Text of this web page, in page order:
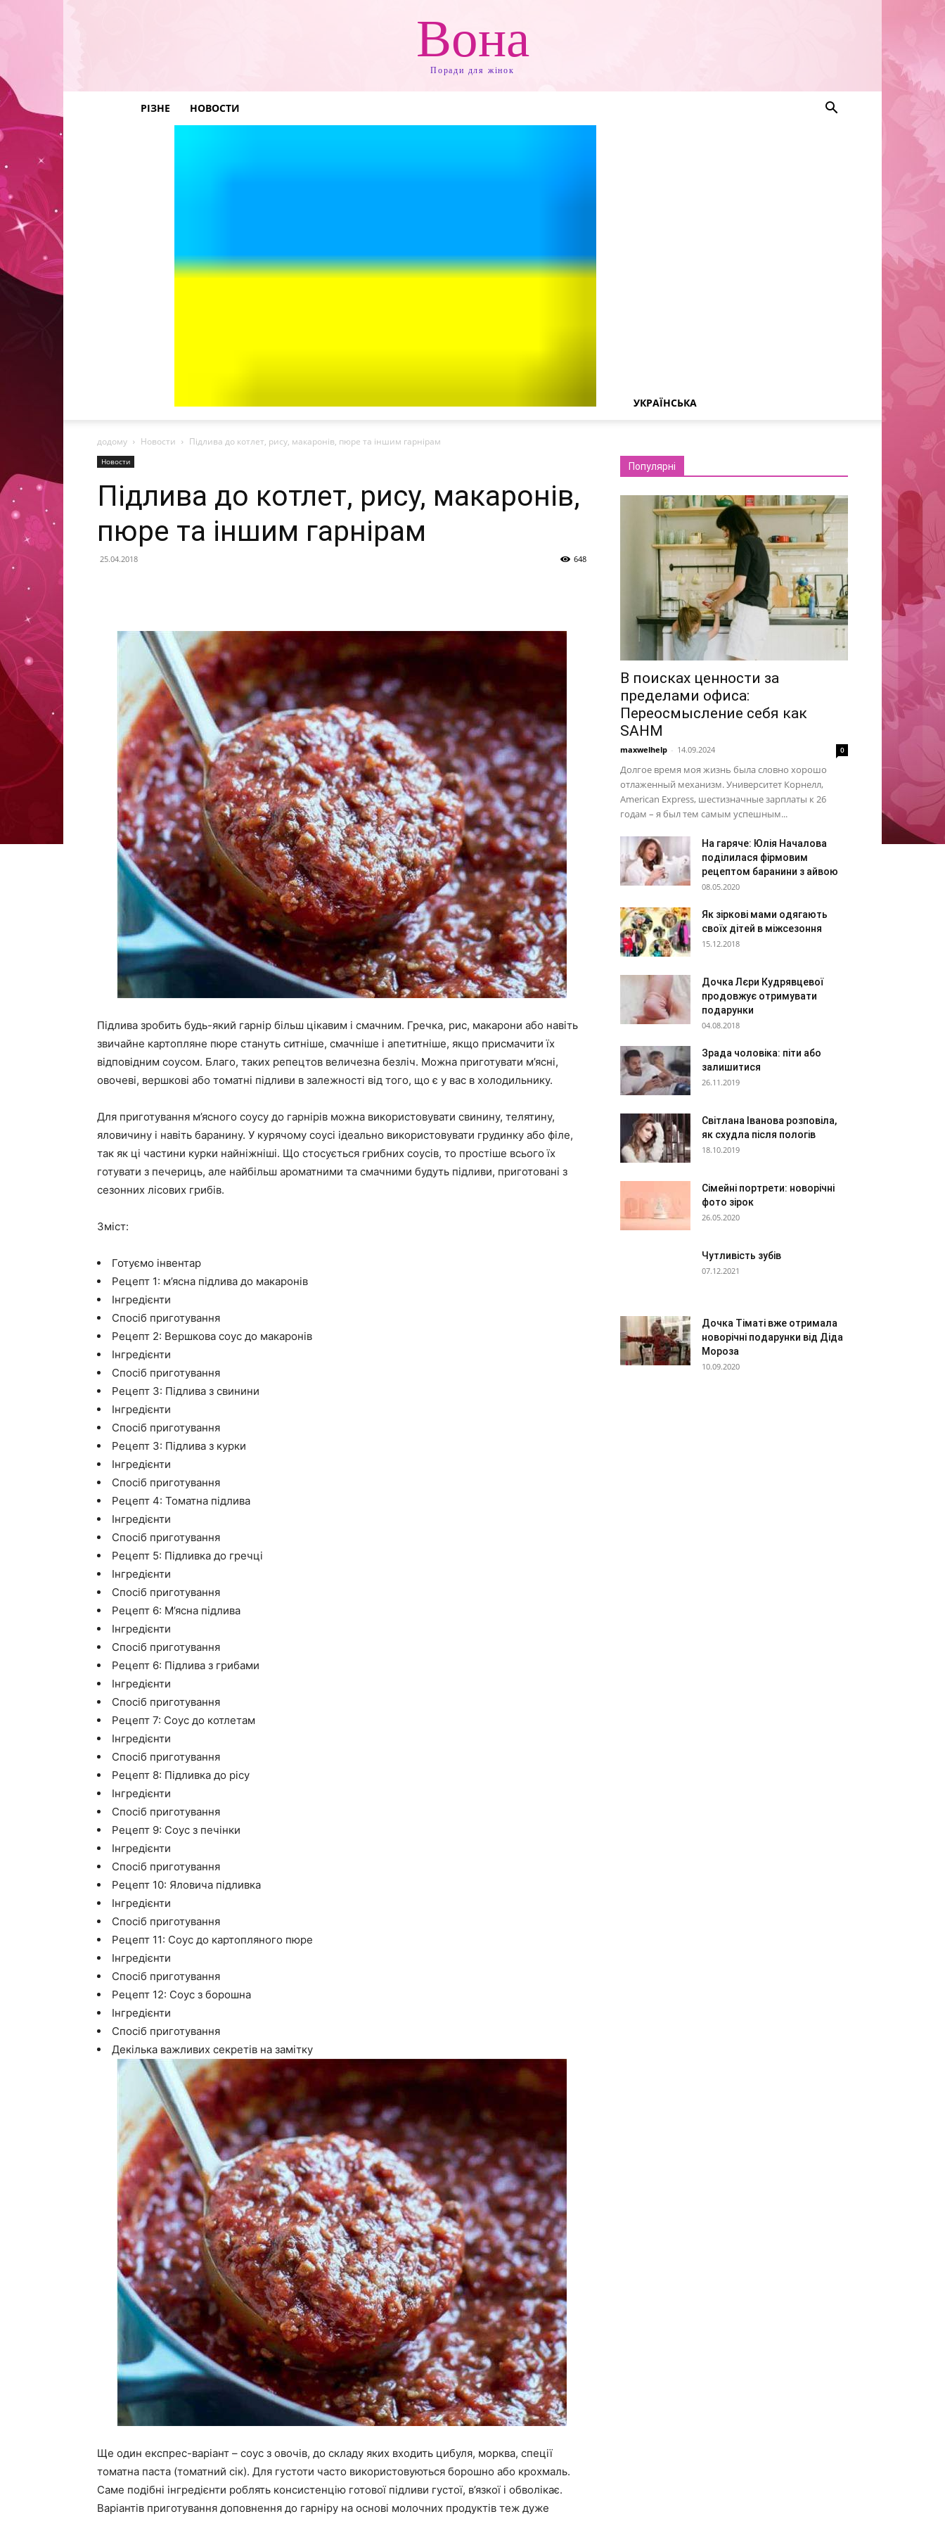
Вона
Поради для жінок
РІЗНЕ НОВОСТИ
УКРАЇНСЬКА
додому Новости Підлива до котлет, рису, макаронів, пюре та іншим гарнірам
Новости
Підлива до котлет, рису, макаронів,
пюре та іншим гарнірам
25.04.2018 648
Підлива зробить будь-який гарнір більш цікавим і смачним. Гречка, рис, макарони або навіть
звичайне картопляне пюре стануть ситніше, смачніше і апетитніше, якщо присмачити їх
відповідним соусом. Благо, таких репецтов величезна безліч. Можна приготувати м’ясні,
овочеві, вершкові або томатні підливи в залежності від того, що є у вас в холодильнику.
Для приготування м’ясного соусу до гарнірів можна використовувати свинину, телятину,
яловичину і навіть баранину. У курячому соусі ідеально використовувати грудинку або філе,
так як ці частини курки найніжніші. Що стосується грибних соусів, то простіше всього їх
готувати з печериць, але найбільш ароматними та смачними будуть підливи, приготовані з
сезонних лісових грибів.
Зміст:
Готуємо інвентар
Рецепт 1: м’ясна підлива до макаронів
Інгредієнти
Спосіб приготування
Рецепт 2: Вершкова соус до макаронів
Інгредієнти
Спосіб приготування
Рецепт 3: Підлива з свинини
Інгредієнти
Спосіб приготування
Рецепт 3: Підлива з курки
Інгредієнти
Спосіб приготування
Рецепт 4: Томатна підлива
Інгредієнти
Спосіб приготування
Рецепт 5: Підливка до гречці
Інгредієнти
Спосіб приготування
Рецепт 6: М’ясна підлива
Інгредієнти
Спосіб приготування
Рецепт 6: Підлива з грибами
Інгредієнти
Спосіб приготування
Рецепт 7: Соус до котлетам
Інгредієнти
Спосіб приготування
Рецепт 8: Підливка до рісу
Інгредієнти
Спосіб приготування
Рецепт 9: Соус з печінки
Інгредієнти
Спосіб приготування
Рецепт 10: Яловича підливка
Інгредієнти
Спосіб приготування
Рецепт 11: Соус до картопляного пюре
Інгредієнти
Спосіб приготування
Рецепт 12: Соус з борошна
Інгредієнти
Спосіб приготування
Декілька важливих секретів на замітку
Ще один експрес-варіант – соус з овочів, до складу яких входить цибуля, морква, спеції
томатна паста (томатний сік). Для густоти часто використовуються борошно або крохмаль.
Саме подібні інгредієнти роблять консистенцію готової підливи густої, в’язкої і обволікає.
Варіантів приготування доповнення до гарніру на основі молочних продуктів теж дуже
Популярні
В поисках ценности за
пределами офиса:
Переосмысление себя как
SAHM
maxwelhelp - 14.09.2024 0
Долгое время моя жизнь была словно хорошо
отлаженный механизм. Университет Корнелл,
American Express, шестизначные зарплаты к 26
годам – я был тем самым успешным...
На гаряче: Юлія Началова
поділилася фірмовим
рецептом баранини з айвою
08.05.2020
Як зіркові мами одягають
своїх дітей в міжсезоння
15.12.2018
Дочка Лєри Кудрявцевої
продовжує отримувати
подарунки
04.08.2018
Зрада чоловіка: піти або
залишитися
26.11.2019
Світлана Іванова розповіла,
як схудла після пологів
18.10.2019
Сімейні портрети: новорічні
фото зірок
26.05.2020
Чутливість зубів
07.12.2021
Дочка Тіматі вже отримала
новорічні подарунки від Діда
Мороза
10.09.2020